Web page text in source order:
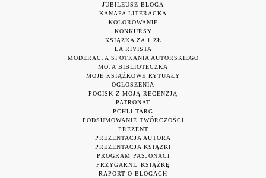
JUBILEUSZ BLOGA
KANAPA LITERACKA
KOLOROWANIE
KONKURSY
KSIĄŻKA ZA 1 ZŁ
LA RIVISTA
MODERACJA SPOTKANIA AUTORSKIEGO
MOJA BIBLIOTECZKA
MOJE KSIĄŻKOWE RYTUAŁY
OGŁOSZENIA
POCISK Z MOJĄ RECENZJĄ
PATRONAT
PCHLI TARG
PODSUMOWANIE TWÓRCZOŚCI
PREZENT
PREZENTACJA AUTORA
PREZENTACJA KSIĄŻKI
PROGRAM PASJONACI
PRZYGARNIJ KSIĄŻKĘ
RAPORT O BLOGACH